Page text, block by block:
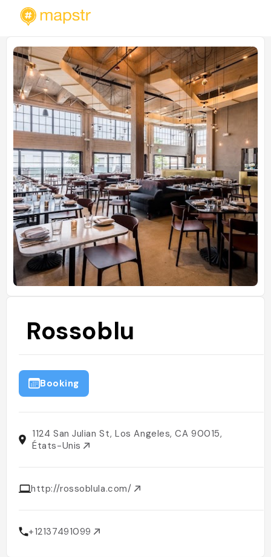
Rossoblu
Booking
1124 San Julian St, Los Angeles, CA 90015,
États-Unis
http://rossoblula.com/
+12137491099